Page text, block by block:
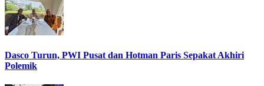
Dasco Turun, PWI Pusat dan Hotman Paris Sepakat Akhiri
Polemik